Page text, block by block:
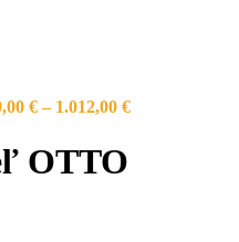
€ – 1.012,00 €Price
OTTO